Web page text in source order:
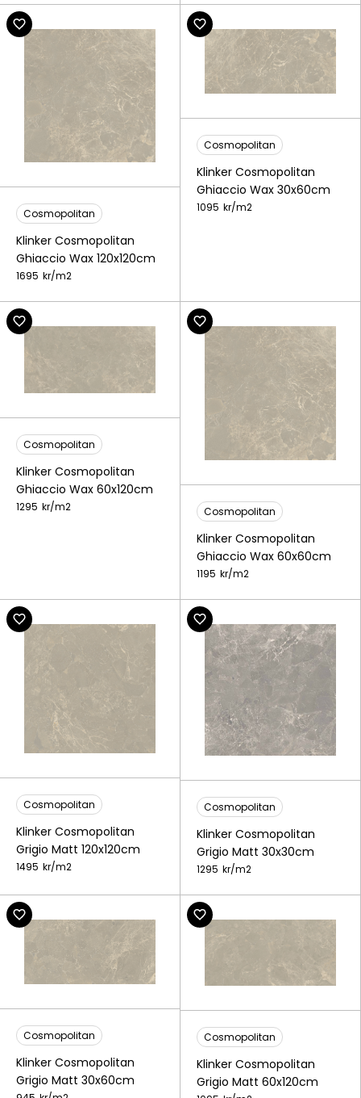
Cosmopolitan
Klinker Cosmopolitan
Ghiaccio Wax 120x120cm
1695 kr/m2
Cosmopolitan
Klinker Cosmopolitan
Ghiaccio Wax 30x60cm
1095 kr/m2
Cosmopolitan
Klinker Cosmopolitan
Ghiaccio Wax 60x120cm
1295 kr/m2 Cosmopolitan
Klinker Cosmopolitan
Ghiaccio Wax 60x60cm
1195 kr/m2
Cosmopolitan
Klinker Cosmopolitan
Grigio Matt 120x120cm
1495 kr/m2
Cosmopolitan
Klinker Cosmopolitan
Grigio Matt 30x30cm
1295 kr/m2
Cosmopolitan
Klinker Cosmopolitan
Grigio Matt 30x60cm
Cosmopolitan
Klinker Cosmopolitan
Grigio Matt 60x120cm